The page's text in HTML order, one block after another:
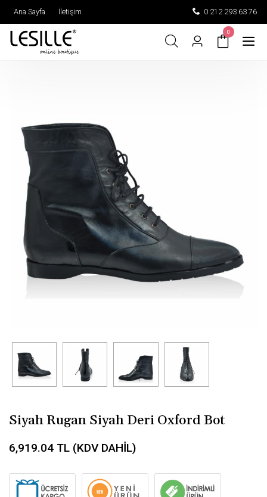
Ana Sayfa İletişim 0 212 293 63 76
0
Siyah Rugan Siyah Deri Oxford Bot
6,919.04TL (KDV DAHİL)